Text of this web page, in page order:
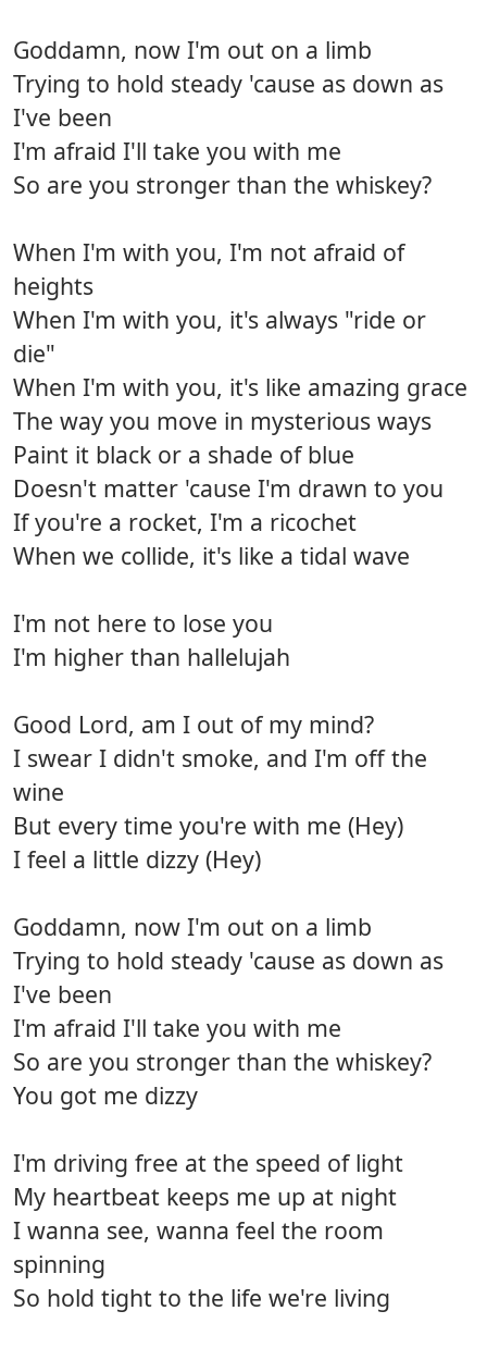
Goddamn, now I'm out on a limb
Trying to hold steady 'cause as down as
I've been
I'm afraid I'll take you with me
So are you stronger than the whiskey?
When I'm with you, I'm not afraid of
heights
When I'm with you, it's always "ride or
die"
When I'm with you, it's like amazing grace
The way you move in mysterious ways
Paint it black or a shade of blue
Doesn't matter 'cause I'm drawn to you
If you're a rocket, I'm a ricochet
When we collide, it's like a tidal wave
I'm not here to lose you
I'm higher than hallelujah
Good Lord, am I out of my mind?
I swear I didn't smoke, and I'm off the
wine
But every time you're with me (Hey)
I feel a little dizzy (Hey)
Goddamn, now I'm out on a limb
Trying to hold steady 'cause as down as
I've been
I'm afraid I'll take you with me
So are you stronger than the whiskey?
You got me dizzy
I'm driving free at the speed of light
My heartbeat keeps me up at night
I wanna see, wanna feel the room
spinning
So hold tight to the life we're living